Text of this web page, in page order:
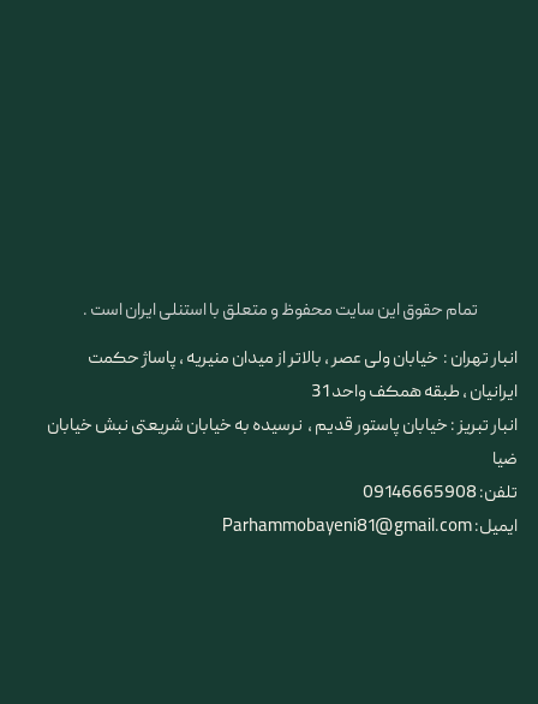
تمام حقوق این سایت محفوظ و متعلق با استنلی ایران است .
انبار تهران : خیابان ولی عصر ، بالاتر از میدان منیریه ، پاساژ حکمت
ایرانیان ، طبقه همکف واحد 31
​​​​​​​انبار تبریز : خیابان پاستور قدیم ، نرسیده به خیابان شریعتی نبش خیابان
ضیا
تلفن: 09146665908
ایمیل: Parhammobayeni81@gmail.com